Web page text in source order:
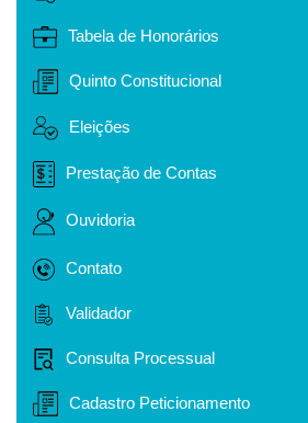
Tabela de Honorários
Quinto Constitucional
Eleições
Prestação de Contas
Ouvidoria
Contato
Validador
Consulta Processual
Cadastro Peticionamento